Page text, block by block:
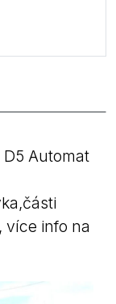
Automat
více info na